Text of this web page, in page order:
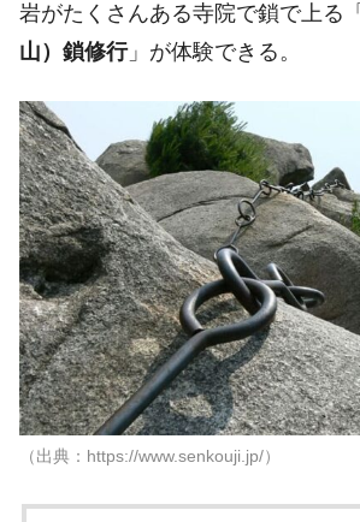
岩がたくさんある寺院で鎖で上る「
山）鎖修行」が体験できる。
（出典：https://www.senkouji.jp/）